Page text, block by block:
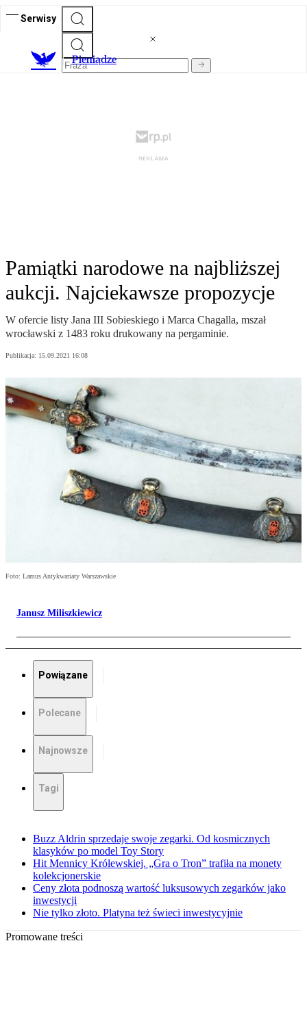
Serwisy
Pieniądze
Pamiątki narodowe na najbliższej
aukcji. Najciekawsze propozycje
W ofercie listy Jana III Sobieskiego i Marca Chagalla, mszał
wrocławski z 1483 roku drukowany na pergaminie.
Publikacja: 15.09.2021 16:08
Foto: Lamus Antykwariaty Warszawskie
Janusz Miliszkiewicz
Powiązane
Polecane
Najnowsze
Tagi
Buzz Aldrin sprzedaje swoje zegarki. Od kosmicznych
klasyków po model Toy Story
Hit Mennicy Królewskiej. „Gra o Tron” trafiła na monety
kolekcjonerskie
Ceny złota podnoszą wartość luksusowych zegarków jako
inwestycji
Nie tylko złoto. Platyna też świeci inwestycyjnie
Promowane treści